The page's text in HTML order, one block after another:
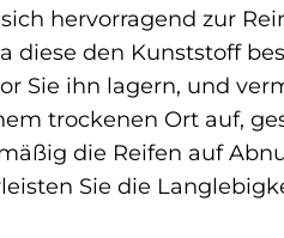
hervorragend zur
diese den Kunststoff
Sie ihn lagern, und
trockenen Ort auf,
die Reifen auf
Sie die